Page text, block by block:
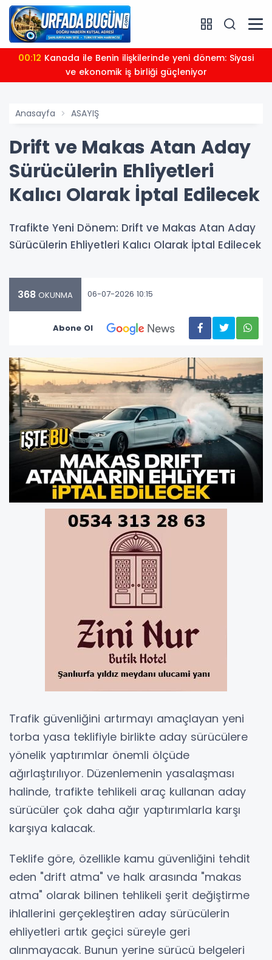
00:12
ve ekonomik iş birliği güçleniyor
Anasayfa ASAYIŞ
Drift ve Makas Atan Aday
Sürücülerin Ehliyetleri
Kalıcı Olarak İptal Edilecek
Trafikte Yeni Dönem: Drift ve Makas Atan Aday
Sürücülerin Ehliyetleri Kalıcı Olarak İptal Edilecek
368 OKUNMA 06-07-2026 10:15
Abone Ol
Trafik güvenliğini artırmayı amaçlayan yeni
torba yasa teklifiyle birlikte aday sürücülere
yönelik yaptırımlar önemli ölçüde
ağırlaştırılıyor. Düzenlemenin yasalaşması
halinde, trafikte tehlikeli araç kullanan aday
sürücüler çok daha ağır yaptırımlarla karşı
karşıya kalacak.
Teklife göre, özellikle kamu güvenliğini tehdit
eden "drift atma" ve halk arasında "makas
atma" olarak bilinen tehlikeli şerit değiştirme
ihlallerini gerçekleştiren aday sürücülerin
ehliyetleri artık geçici süreyle geri
alınmayacak. Bunun yerine sürücü belgeleri